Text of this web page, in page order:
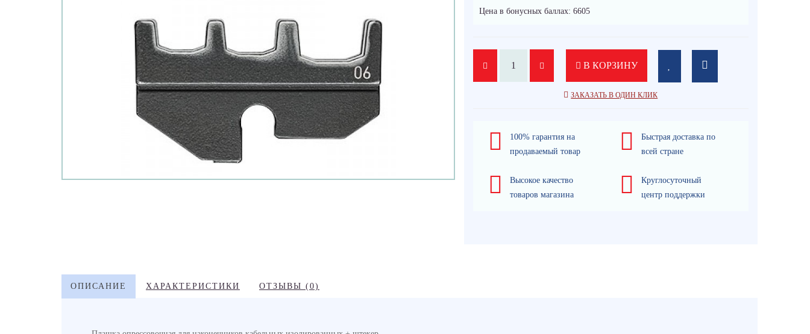
Цена в бонусных баллах: 6605
В КОРЗИНУ
ЗАКАЗАТЬ В ОДИН КЛИК
100% гарантия на
продаваемый товар
Быстрая доставка по
всей стране
Высокое качество
товаров магазина
Круглосуточный
центр поддержки
ОПИСАНИЕ ХАРАКТЕРИСТИКИ ОТЗЫВЫ (0)